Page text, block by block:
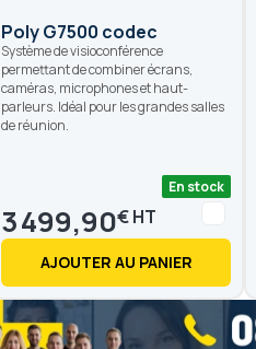
Poly G7500 codec
Système de visioconférence
permettant de combiner écrans,
caméras, microphones et haut-
parleurs. Idéal pour les grandes salles
de réunion.
En stock
3 499,90€
AJOUTER AU PANIER